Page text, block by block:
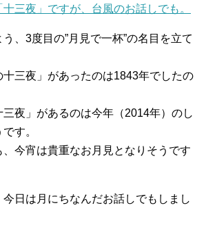
三夜」ですが、台風のお話しでも。
、3度目の”月見で一杯”の名目を立て
三夜」があったのは1843年でしたの
夜」があるのは今年（2014年）のし
す。
今宵は貴重なお月見となりそうです
日は月にちなんだお話しでもしまし